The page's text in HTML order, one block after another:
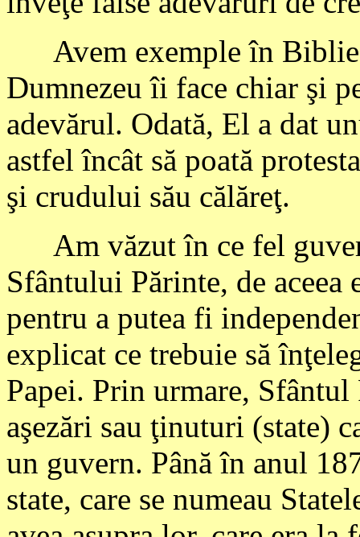
Avem exemple în Biblie
Dumnezeu îi face chiar şi
adevărul. Odată, El a dat
astfel încât să poată
şi crudului său călăreţ.
Am văzut în ce fel
Sfântului Părinte, de aceea
pentru a putea fi
explicat ce trebuie să
Papei. Prin urmare, Sfântul
aşezări sau ţinuturi (state)
un guvern. Până în anul
state, care se numeau